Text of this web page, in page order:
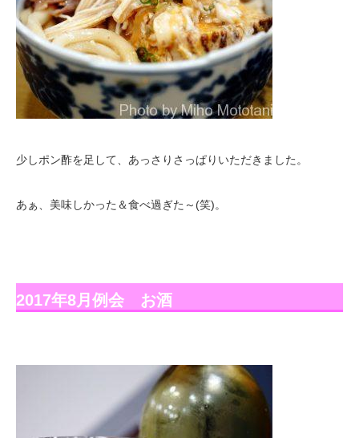
少しポン酢を足して、あっさりさっぱりいただきました。
あぁ、美味しかった＆食べ過ぎた～(笑)。
2017年8月例会 お酒